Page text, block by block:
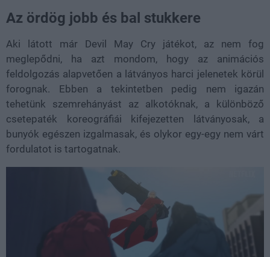
Az ördög jobb és bal stukkere
Aki látott már Devil May Cry játékot, az nem fog
meglepődni, ha azt mondom, hogy az animációs
feldolgozás alapvetően a látványos harci jelenetek körül
forognak. Ebben a tekintetben pedig nem igazán
tehetünk szemrehányást az alkotóknak, a különböző
csetepaték koreográfiái kifejezetten látványosak, a
bunyók egészen izgalmasak, és olykor egy-egy nem várt
fordulatot is tartogatnak.